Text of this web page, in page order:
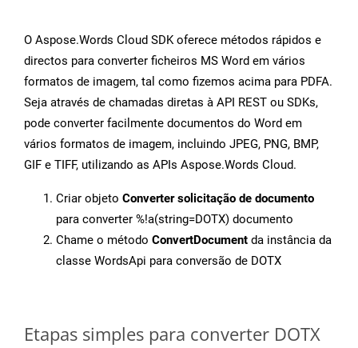
O Aspose.Words Cloud SDK oferece métodos rápidos e
directos para converter ficheiros MS Word em vários
formatos de imagem, tal como fizemos acima para PDFA.
Seja através de chamadas diretas à API REST ou SDKs,
pode converter facilmente documentos do Word em
vários formatos de imagem, incluindo JPEG, PNG, BMP,
GIF e TIFF, utilizando as APIs Aspose.Words Cloud.
Criar objeto Converter solicitação de documento
para converter %!a(string=DOTX) documento
Chame o método ConvertDocument da instância da
classe WordsApi para conversão de DOTX
Etapas simples para converter DOTX